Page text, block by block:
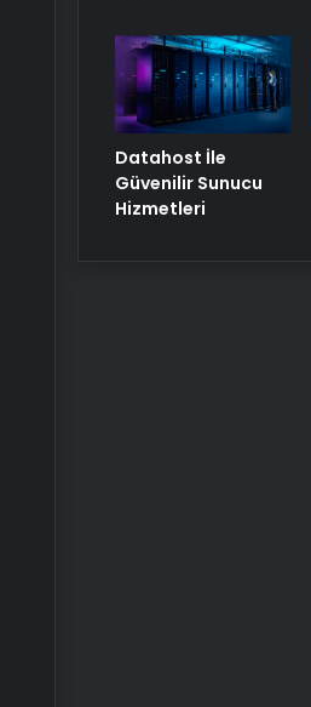
Datahost İle
Güvenilir Sunucu
Hizmetleri